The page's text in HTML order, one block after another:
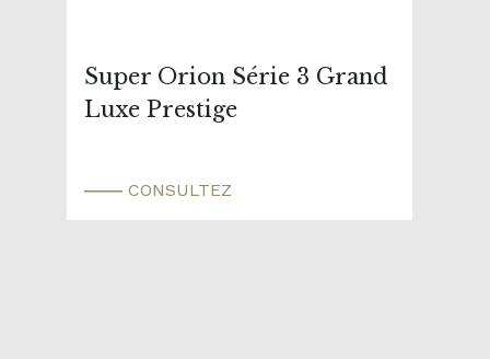
Super Orion Série 3 Grand
Luxe Prestige
CONSULTEZ